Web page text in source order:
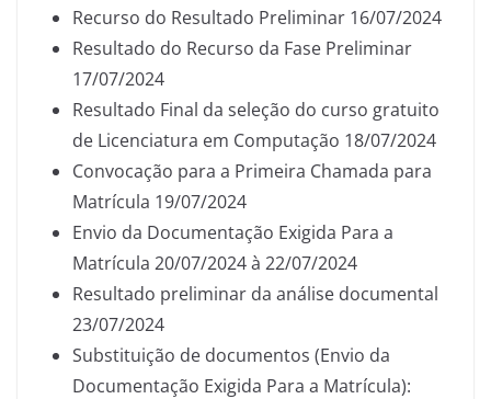
Recurso do Resultado Preliminar 16/07/2024
Resultado do Recurso da Fase Preliminar
17/07/2024
Resultado Final da seleção do curso gratuito
de Licenciatura em Computação 18/07/2024
Convocação para a Primeira Chamada para
Matrícula 19/07/2024
Envio da Documentação Exigida Para a
Matrícula 20/07/2024 à 22/07/2024
Resultado preliminar da análise documental
23/07/2024
Substituição de documentos (Envio da
Documentação Exigida Para a Matrícula):